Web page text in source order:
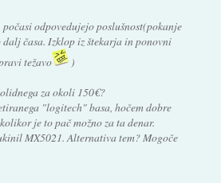
odpovedujejo poslušnost(pokanje
dalj časa. Izklop iz štekarja in ponovni
težavo
)
za okoli 150€?
"logitech" basa, hočem dobre
je to pač možno za ta denar.
MX5021. Alternativa tem? Mogoče